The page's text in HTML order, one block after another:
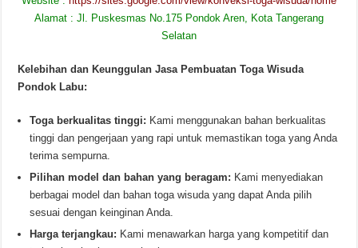
Alamat : Jl. Puskesmas No.175 Pondok Aren, Kota Tangerang
Selatan
Kelebihan dan Keunggulan Jasa Pembuatan Toga Wisuda
Pondok Labu:
Toga berkualitas tinggi: Kami menggunakan bahan berkualitas
tinggi dan pengerjaan yang rapi untuk memastikan toga yang Anda
terima sempurna.
Pilihan model dan bahan yang beragam: Kami menyediakan
berbagai model dan bahan toga wisuda yang dapat Anda pilih
sesuai dengan keinginan Anda.
Harga terjangkau: Kami menawarkan harga yang kompetitif dan